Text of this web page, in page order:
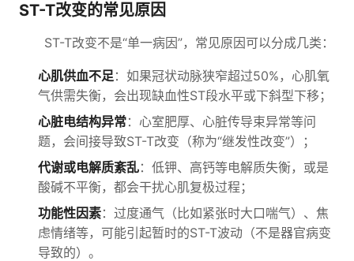
ST-T改变的常见原因
ST-T改变不是“单一病因”，常见原因可以分成几类：
心肌供血不足：如果冠状动脉狭窄超过50%，心肌氧
气供需失衡，会出现缺血性ST段水平或下斜型下移；
心脏电结构异常：心室肥厚、心脏传导束异常等问
题，会间接导致ST-T改变（称为“继发性改变”）；
代谢或电解质紊乱：低钾、高钙等电解质失衡，或是
酸碱不平衡，都会干扰心肌复极过程；
功能性因素：过度通气（比如紧张时大口喘气）、焦
虑情绪等，可能引起暂时的ST-T波动（不是器官病变
导致的）。